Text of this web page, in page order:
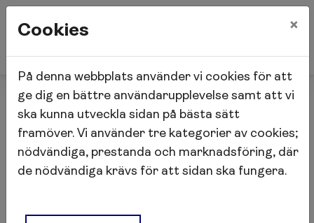
Start
Nyheter
Vi är med på introduktion på KTH
Vi är med på introduktion på
Cookies ×
På denna webbplats använder vi cookies för att
ge dig en bättre användarupplevelse samt att vi
ska kunna utveckla sidan på bästa sätt
framöver. Vi använder tre kategorier av cookies;
nödvändiga, prestanda och marknadsföring, där
de nödvändiga krävs för att sidan ska fungera.